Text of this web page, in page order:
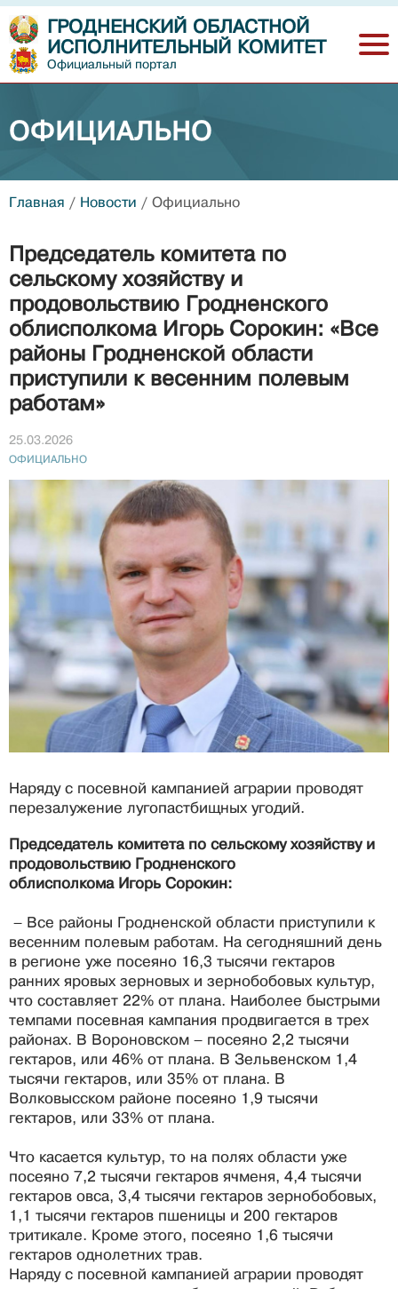
ГРОДНЕНСКИЙ ОБЛАСТНОЙ
ИСПОЛНИТЕЛЬНЫЙ КОМИТЕТ
Официальный портал
ОФИЦИАЛЬНО
Главная / Новости / Официально
Председатель комитета по
сельскому хозяйству и
продовольствию Гродненского
облисполкома Игорь Сорокин: «Все
районы Гродненской области
приступили к весенним полевым
работам»
25.03.2026
ОФИЦИАЛЬНО
Наряду с посевной кампанией аграрии проводят
перезалужение лугопастбищных угодий.
Председатель комитета по сельскому хозяйству и
продовольствию Гродненского
облисполкома Игорь Сорокин:
– Все районы Гродненской области приступили к
весенним полевым работам. На сегодняшний день
в регионе уже посеяно 16,3 тысячи гектаров
ранних яровых зерновых и зернобобовых культур,
что составляет 22% от плана. Наиболее быстрыми
темпами посевная кампания продвигается в трех
районах. В Вороновском – посеяно 2,2 тысячи
гектаров, или 46% от плана. В Зельвенском 1,4
тысячи гектаров, или 35% от плана. В
Волковысском районе посеяно 1,9 тысячи
гектаров, или 33% от плана.
Что касается культур, то на полях области уже
посеяно 7,2 тысячи гектаров ячменя, 4,4 тысячи
гектаров овса, 3,4 тысячи гектаров зернобобовых,
1,1 тысячи гектаров пшеницы и 200 гектаров
тритикале. Кроме этого, посеяно 1,6 тысячи
гектаров однолетних трав.
Наряду с посевной кампанией аграрии проводят